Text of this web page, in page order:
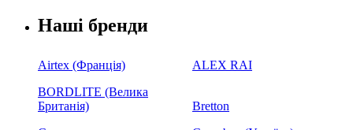
Наші бренди
Airtex (Франція)
ALEX RAI
BORDLITE (Велика
Британія)
Bretton